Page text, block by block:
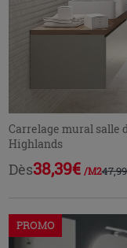
Carrelage mural salle
Highlands
Dès38,39€ /M2
PROMO